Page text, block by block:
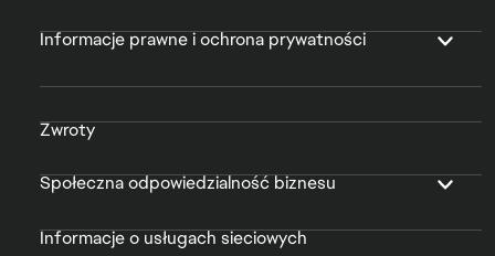
Informacje prawne i ochrona prywatności
Zwroty
Społeczna odpowiedzialność biznesu
Informacje o usługach sieciowych